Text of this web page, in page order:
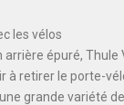
les vélos
épuré,
à retirer le porte-
grande variété